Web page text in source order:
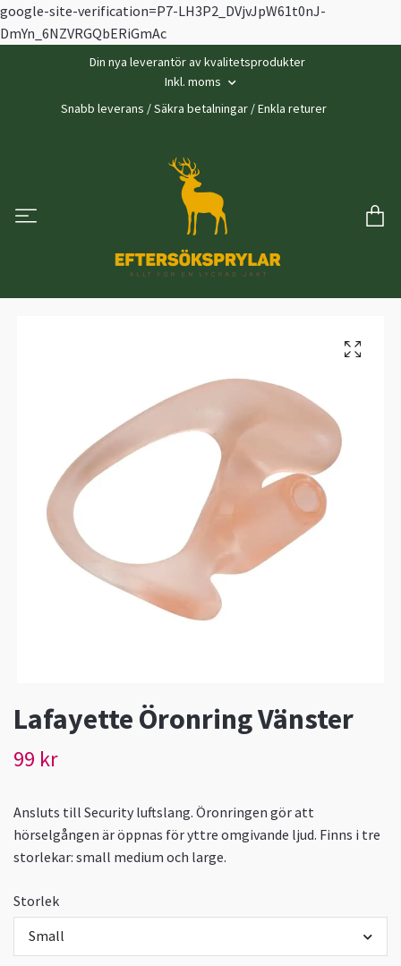
google-site-verification=P7-LH3P2_DVjvJpW61t0nJ-
DmYn_6NZVRGQbERiGmAc
Din nya leverantör av kvalitetsprodukter
Inkl. moms
Snabb leverans / Säkra betalningar / Enkla returer
Lafayette Öronring Vänster
99 kr
Ansluts till Security luftslang. Öronringen gör att
hörselgången är öppnas för yttre omgivande ljud. Finns i tre
storlekar: small medium och large.
Storlek
Small